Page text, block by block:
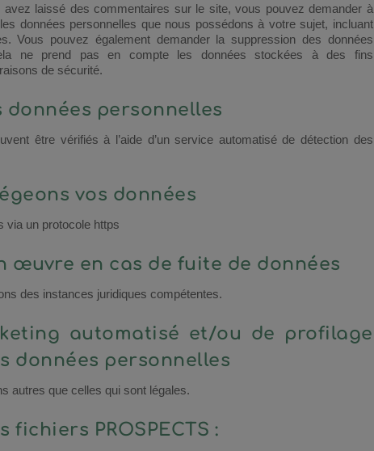
laissé des commentaires sur le site, vous pouvez demander à
données personnelles que nous possédons à votre sujet, incluant
Vous pouvez également demander la suppression des données
ne prend pas en compte les données stockées à des fins
de sécurité.
données personnelles
être vérifiés à l’aide d’un service automatisé de détection des
vos données
via un protocole https
œuvre en cas de fuite de données
des instances juridiques compétentes.
automatisé et/ou de profilage
données personnelles
autres que celles qui sont légales.
PROSPECTS :